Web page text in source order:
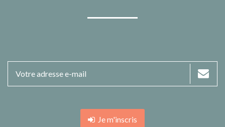
Je m'inscris